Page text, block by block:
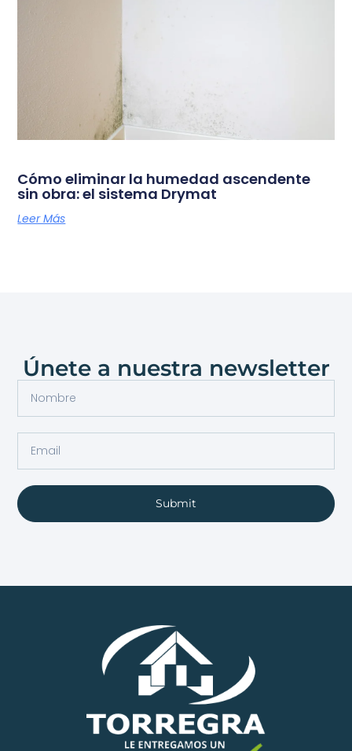
Cómo eliminar la humedad ascendente
sin obra: el sistema Drymat
Leer Más
Únete a nuestra newsletter
Submit